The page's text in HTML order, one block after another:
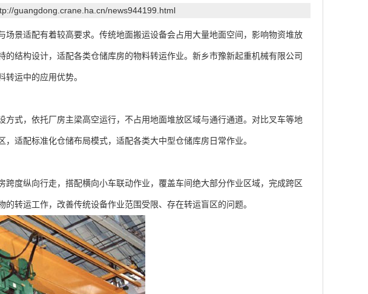
guangdong.crane.ha.cn/news944199.html
景适配有着较高要求。传统地面搬运设备会占用大量地面空间，影响物资堆放
的结构设计，适配各类仓储库房的物料转运作业。新乡市豫新起重机械有限公司
转运中的应用优势。
方式，依托厂房主梁高空运行，不占用地面堆放区域与通行通道。对比叉车等地
适配标准化仓储布局模式，适配各类大中型仓储库房日常作业。
纵向行走，搭配横向小车联动作业，覆盖车间绝大部分作业区域，完成跨区
转运工作，改善传统设备作业范围受限、存在转运盲区的问题。